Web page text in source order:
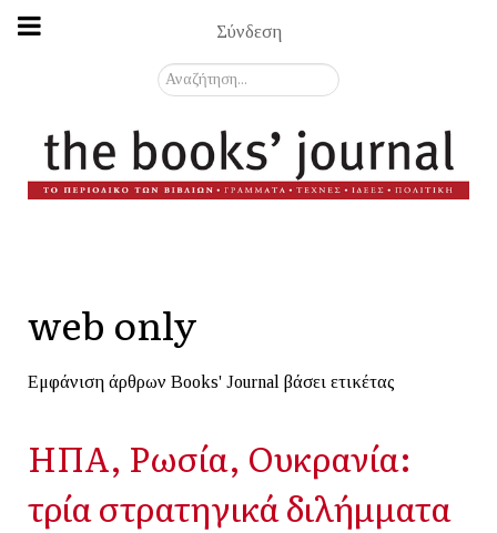
Σύνδεση
Αναζήτηση...
web only
Εμφάνιση άρθρων Books' Journal βάσει ετικέτας
ΗΠΑ, Ρωσία, Ουκρανία:
τρία στρατηγικά διλήμματα